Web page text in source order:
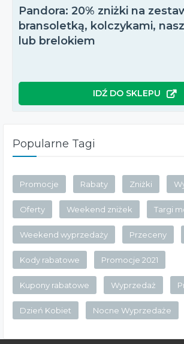
Pandora: 20% zniżki na
bransoletką, kolczykami,
lub brelokiem
IDŹ DO SKLEPU
Popularne Tagi
Promocje Rabaty Zniżki
Oferty Weekend zniżek Targi
Weekend wyprzedaży Przeceny
Kody rabatowe Promocje 2021
Kupony rabatowe Wyprzedaż
Dzień Kobiet Nocne Wyprzedaże